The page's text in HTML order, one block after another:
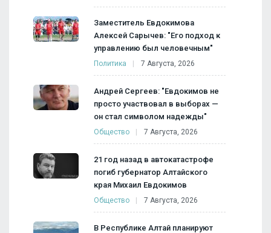
Заместитель Евдокимова
Алексей Сарычев: "Его подход к
управлению был человечным"
Политика 7 Августа, 2026
Андрей Сергеев: "Евдокимов не
просто участвовал в выборах —
он стал символом надежды"
Общество 7 Августа, 2026
21 год назад в автокатастрофе
погиб губернатор Алтайского
края Михаил Евдокимов
Общество 7 Августа, 2026
В Республике Алтай планируют